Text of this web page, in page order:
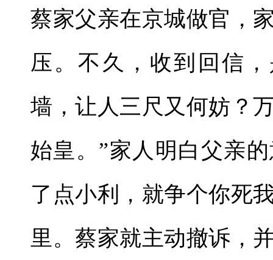
蔡家父亲在京城做官，
压。不久，收到回信
墙，让人三尺又何妨？
始皇。”家人明白父亲
了点小利，就争个你死
里。蔡家就主动撤诉，